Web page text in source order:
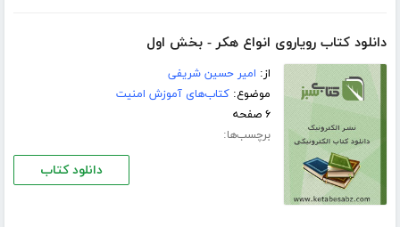
دانلود کتاب رویاروی انواع هکر - بخش اول
از: امیر حسین شریفی
موضوع:کتاب‌های آموزش امنیت
۶ صفحه
برچسب‌ها:
دانلود کتاب